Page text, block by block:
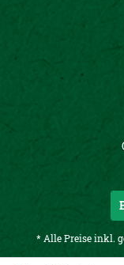
* Alle Preise inkl.